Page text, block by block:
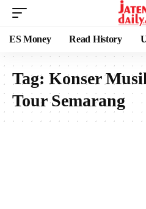
ES Money Read History
Tag: Konser
Tour Semarang